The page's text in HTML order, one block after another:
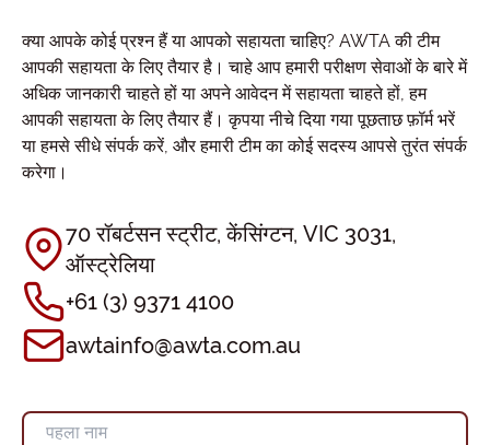
क्या आपके कोई प्रश्न हैं या आपको सहायता चाहिए? AWTA की टीम
आपकी सहायता के लिए तैयार है। चाहे आप हमारी परीक्षण सेवाओं के बारे में
अधिक जानकारी चाहते हों या अपने आवेदन में सहायता चाहते हों, हम
आपकी सहायता के लिए तैयार हैं। कृपया नीचे दिया गया पूछताछ फ़ॉर्म भरें
या हमसे सीधे संपर्क करें, और हमारी टीम का कोई सदस्य आपसे तुरंत संपर्क
करेगा।
70 रॉबर्टसन स्ट्रीट, केंसिंग्टन, VIC 3031,
ऑस्ट्रेलिया
+61 (3) 9371 4100
awtainfo@awta.com.au